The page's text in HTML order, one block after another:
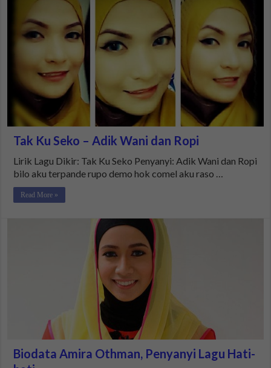
Tak Ku Seko – Adik Wani dan Ropi
Lirik Lagu Dikir: Tak Ku Seko Penyanyi: Adik Wani dan Ropi
bilo aku terpande rupo demo hok comel aku raso …
Read More »
Biodata Amira Othman, Penyanyi Lagu Hati-